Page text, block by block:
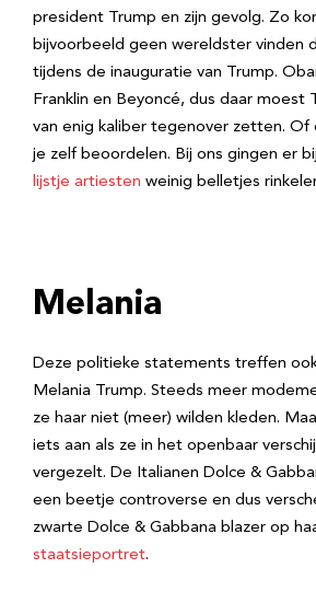
president Trump en zijn gevolg. Zo
bijvoorbeeld geen wereldster vinden
tijdens de inauguratie van Trump.
Franklin en Beyoncé, dus daar moest
van enig kaliber tegenover zetten. Of
je zelf beoordelen. Bij ons gingen er
lijstje artiesten weinig belletjes
Melania
Deze politieke statements treffen
Melania Trump. Steeds meer
ze haar niet (meer) wilden kleden.
iets aan als ze in het openbaar
vergezelt. De Italianen Dolce &
een beetje controverse en dus
zwarte Dolce & Gabbana blazer op
staatsieportret.